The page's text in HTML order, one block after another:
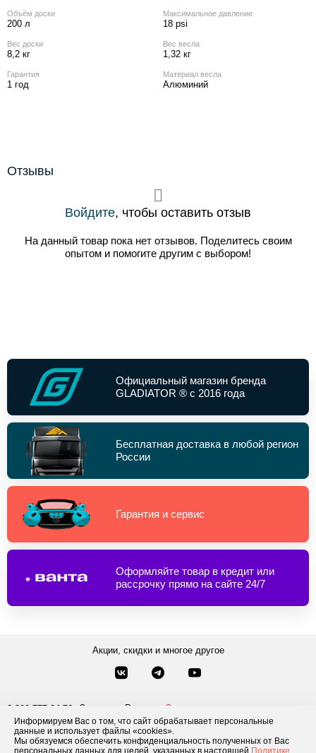
Информируем Вас о том, что сайт обрабатывает персональные
данные и использует файлы «cookies».
Мы обязуемся обеспечить конфиденциальность полученных от Вас
персональных данных для целей, указанных в настоящей Политике
Объём доски
200 л
Максимальное давление
18 psi
Вес доски
8,2 кг
Вес весла
1,32 кг
Гарантия
1 год
Материал весла
Алюминий
Отзывы
Войдите, чтобы оставить отзыв
На данный товар пока нет отзывов. Поделитесь своим
опытом и помогите другим с выбором!
Официальный магазин бренда
GLADIATOR ® с 2016 года
Бесплатная доставка в любой регион
России
Гарантия и сервис
Оформляйте товар в кредит или
рассрочку прямо на сайте 24/7
Акции, скидки и многое другое
8-800-777-84-76 Звонки по России
Заказать звонок
8 495 181-69-06
Москва